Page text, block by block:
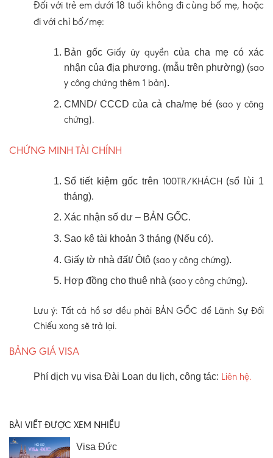
Đối với trẻ em dưới 18 tuổi không đi cùng bố mẹ, hoặc
đi với chỉ bố/mẹ:
Bản gốcGiấy ủy quyền của cha mẹ có xác
nhận của địa phương. (mẫu trên phường) (sao
y công chứng thêm 1 bản).
CMND/ CCCD của cả cha/mẹ bé (sao y công
chứng).
CHỨNG MINH TÀI CHÍNH
Sổ tiết kiệm gốc trên 100TR/KHÁCH (sổ lùi 1
tháng).
Xác nhận số dư – BẢN GỐC.
Sao kê tài khoản 3 tháng (Nếu có).
Giấy tờ nhà đất/ Ôtô (sao y công chứng).
Hợp đồng cho thuê nhà (sao y công chứng).
Lưu ý: Tất cả hồ sơ đều phải BẢN GỐC để Lãnh Sự Đối
Chiếu xong sẽ trả lại.
BẢNG GIÁ VISA
Phí dịch vụ visa Đài Loan du lịch, công tác: Liên hệ.
BÀI VIẾT ĐƯỢC XEM NHIỀU
Visa Đức